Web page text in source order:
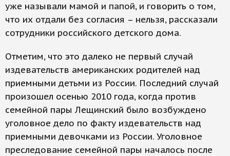
уже называли мамой и папой, и говорить о том,
что их отдали без согласия – нельзя, рассказали
сотрудники российского детского дома.
Отметим, что это далеко не первый случай
издевательств американских родителей над
приемными детьми из России. Последний случай
произошел осенью 2010 года, когда против
семейной пары Лещинский было возбуждено
уголовное дело по факту издевательств над
приемными девочками из России. Уголовное
преследование семейной пары началось после